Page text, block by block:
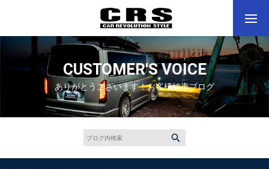
CUSTOMER'S VOICE
ありがとうございます！お客様納車ブログ